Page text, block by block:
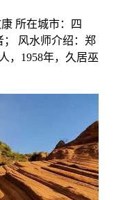
所在城市：四
； 风水师介绍：郑
，1958年，久居巫